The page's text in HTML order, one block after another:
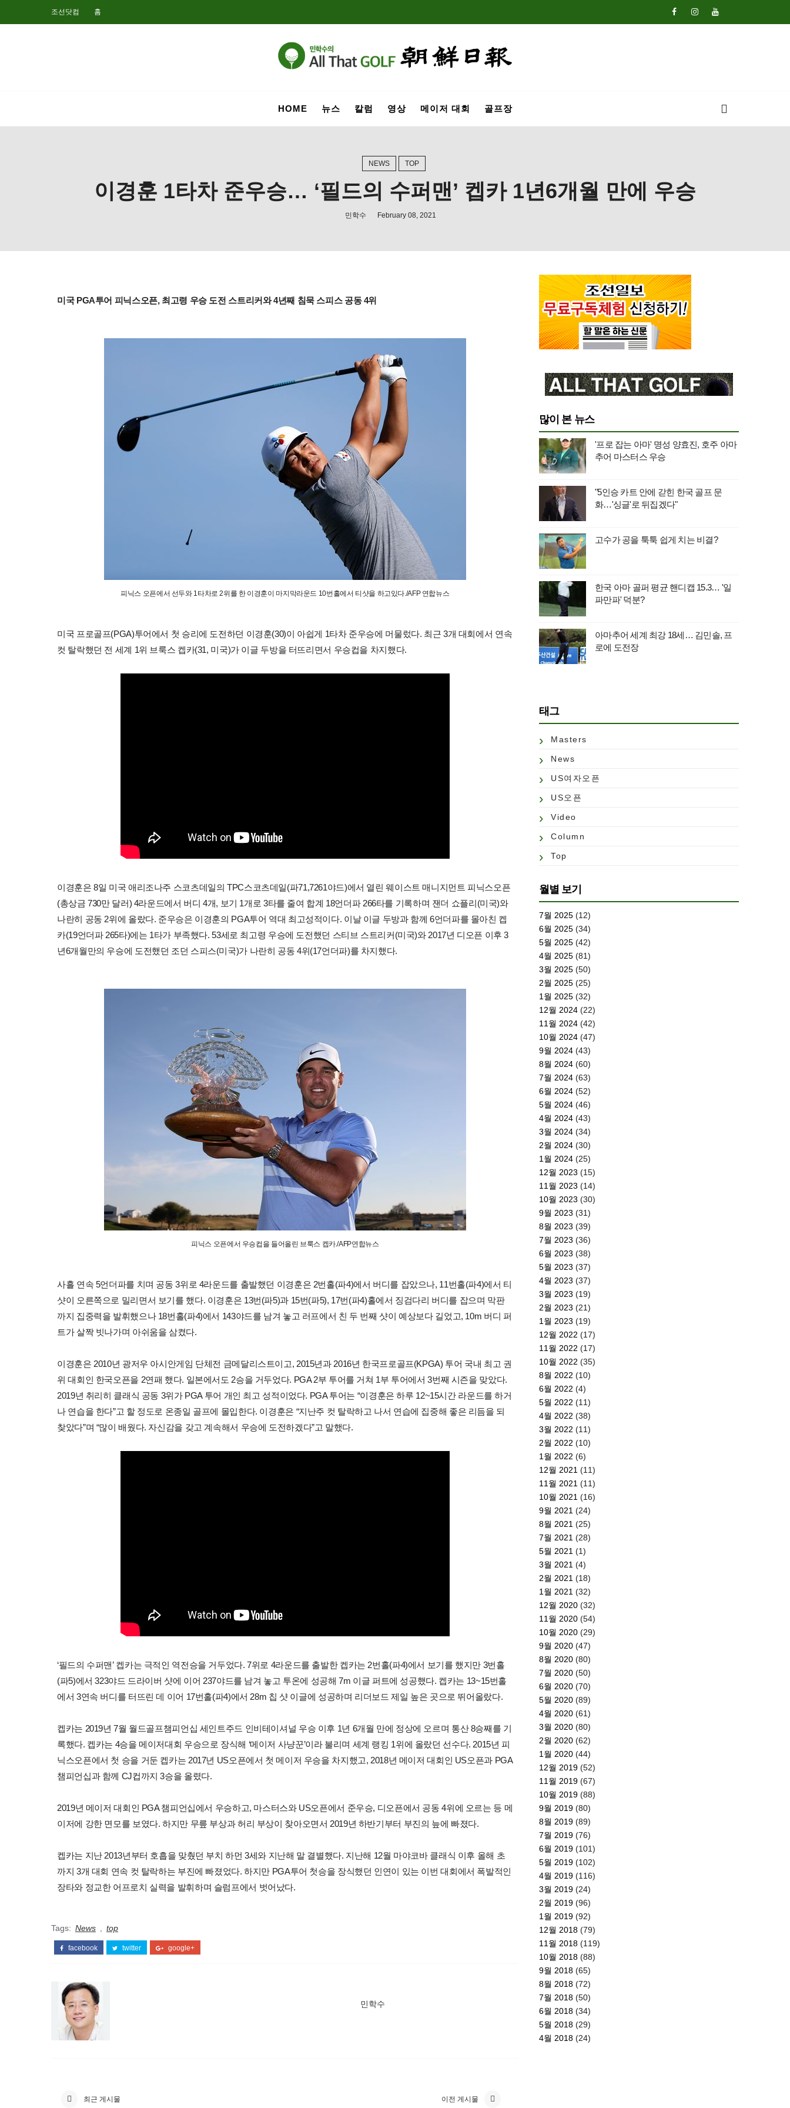
조선닷컴 홈
HOME 뉴스 칼럼 영상 메이저 대회 골프장
NEWS TOP
이경훈 1타차 준우승… ‘필드의 수퍼맨’ 켑카 1년6개월 만에 우승
민학수 February 08, 2021
미국 PGA투어 피닉스오픈, 최고령 우승 도전 스트리커와 4년째 침묵 스피스 공동 4위
피닉스 오픈에서 선두와 1타차로 2위를 한 이경훈이 마지막라운드 10번홀에서 티샷을 하고있다./AFP 연합뉴스
미국 프로골프(PGA)투어에서 첫 승리에 도전하던 이경훈(30)이 아쉽게 1타차 준우승에 머물렀다. 최근 3개 대회에서 연속
컷 탈락했던 전 세계 1위 브룩스 켑카(31, 미국)가 이글 두방을 터뜨리면서 우승컵을 차지했다.
이경훈은 8일 미국 애리조나주 스코츠데일의 TPC스코츠데일(파71,7261야드)에서 열린 웨이스트 매니지먼트 피닉스오픈
(총상금 730만 달러) 4라운드에서 버디 4개, 보기 1개로 3타를 줄여 합계 18언더파 266타를 기록하며 잰더 쇼플리(미국)와
나란히 공동 2위에 올랐다. 준우승은 이경훈의 PGA투어 역대 최고성적이다. 이날 이글 두방과 함께 6언더파를 몰아친 켑
카(19언더파 265타)에는 1타가 부족했다. 53세로 최고령 우승에 도전했던 스티브 스트리커(미국)와 2017년 디오픈 이후 3
년6개월만의 우승에 도전했던 조던 스피스(미국)가 나란히 공동 4위(17언더파)를 차지했다.
피닉스 오픈에서 우승컵을 들어올린 브룩스 켑카./AFP연합뉴스
사흘 연속 5언더파를 치며 공동 3위로 4라운드를 출발했던 이경훈은 2번홀(파4)에서 버디를 잡았으나, 11번홀(파4)에서 티
샷이 오른쪽으로 밀리면서 보기를 했다. 이경훈은 13번(파5)과 15번(파5), 17번(파4)홀에서 징검다리 버디를 잡으며 막판
까지 집중력을 발휘했으나 18번홀(파4)에서 143야드를 남겨 놓고 러프에서 친 두 번째 샷이 예상보다 길었고, 10m 버디 퍼
트가 살짝 빗나가며 아쉬움을 삼켰다.
이경훈은 2010년 광저우 아시안게임 단체전 금메달리스트이고, 2015년과 2016년 한국프로골프(KPGA) 투어 국내 최고 권
위 대회인 한국오픈을 2연패 했다. 일본에서도 2승을 거두었다. PGA 2부 투어를 거쳐 1부 투어에서 3번째 시즌을 맞았다.
2019년 취리히 클래식 공동 3위가 PGA 투어 개인 최고 성적이었다. PGA 투어는 “이경훈은 하루 12~15시간 라운드를 하거
나 연습을 한다”고 할 정도로 온종일 골프에 몰입한다. 이경훈은 “지난주 컷 탈락하고 나서 연습에 집중해 좋은 리듬을 되
찾았다”며 “많이 배웠다. 자신감을 갖고 계속해서 우승에 도전하겠다”고 말했다.
‘필드의 수퍼맨’ 켑카는 극적인 역전승을 거두었다. 7위로 4라운드를 출발한 켑카는 2번홀(파4)에서 보기를 했지만 3번홀
(파5)에서 323야드 드라이버 샷에 이어 237야드를 남겨 놓고 투온에 성공해 7m 이글 퍼트에 성공했다. 켑카는 13~15번홀
에서 3연속 버디를 터뜨린 데 이어 17번홀(파4)에서 28m 칩 샷 이글에 성공하며 리더보드 제일 높은 곳으로 뛰어올랐다.
켑카는 2019년 7월 월드골프챔피언십 세인트주드 인비테이셔널 우승 이후 1년 6개월 만에 정상에 오르며 통산 8승째를 기
록했다. 켑카는 4승을 메이저대회 우승으로 장식해 ‘메이저 사냥꾼’이라 불리며 세계 랭킹 1위에 올랐던 선수다. 2015년 피
닉스오픈에서 첫 승을 거둔 켑카는 2017년 US오픈에서 첫 메이저 우승을 차지했고, 2018년 메이저 대회인 US오픈과 PGA
챔피언십과 함께 CJ컵까지 3승을 올렸다.
2019년 메이저 대회인 PGA 챔피언십에서 우승하고, 마스터스와 US오픈에서 준우승, 디오픈에서 공동 4위에 오르는 등 메
이저에 강한 면모를 보였다. 하지만 무릎 부상과 허리 부상이 찾아오면서 2019년 하반기부터 부진의 늪에 빠졌다.
켑카는 지난 2013년부터 호흡을 맞췄던 부치 하먼 3세와 지난해 말 결별했다. 지난해 12월 마야코바 클래식 이후 올해 초
까지 3개 대회 연속 컷 탈락하는 부진에 빠졌었다. 하지만 PGA투어 첫승을 장식했던 인연이 있는 이번 대회에서 폭발적인
장타와 정교한 어프로치 실력을 발휘하며 슬럼프에서 벗어났다.
Tags: News top
facebook twitter google+
민학수
최근 게시물 이전 게시물
많이 본 뉴스
'프로 잡는 아마' 명성 양효진, 호주 아마
추어 마스터스 우승
"5인승 카트 안에 갇힌 한국 골프 문
화…'싱글'로 뒤집겠다"
고수가 공을 툭툭 쉽게 치는 비결?
한국 아마 골퍼 평균 핸디캡 15.3… '일
파만파' 덕분?
아마추어 세계 최강 18세… 김민솔, 프
로에 도전장
태그
Masters
News
US여자오픈
US오픈
Video
Column
Top
월별 보기
7월 2025 (12)
6월 2025 (34)
5월 2025 (42)
4월 2025 (81)
3월 2025 (50)
2월 2025 (25)
1월 2025 (32)
12월 2024 (22)
11월 2024 (42)
10월 2024 (47)
9월 2024 (43)
8월 2024 (60)
7월 2024 (63)
6월 2024 (52)
5월 2024 (46)
4월 2024 (43)
3월 2024 (34)
2월 2024 (30)
1월 2024 (25)
12월 2023 (15)
11월 2023 (14)
10월 2023 (30)
9월 2023 (31)
8월 2023 (39)
7월 2023 (36)
6월 2023 (38)
5월 2023 (37)
4월 2023 (37)
3월 2023 (19)
2월 2023 (21)
1월 2023 (19)
12월 2022 (17)
11월 2022 (17)
10월 2022 (35)
8월 2022 (10)
6월 2022 (4)
5월 2022 (11)
4월 2022 (38)
3월 2022 (11)
2월 2022 (10)
1월 2022 (6)
12월 2021 (11)
11월 2021 (11)
10월 2021 (16)
9월 2021 (24)
8월 2021 (25)
7월 2021 (28)
5월 2021 (1)
3월 2021 (4)
2월 2021 (18)
1월 2021 (32)
12월 2020 (32)
11월 2020 (54)
10월 2020 (29)
9월 2020 (47)
8월 2020 (80)
7월 2020 (50)
6월 2020 (70)
5월 2020 (89)
4월 2020 (61)
3월 2020 (80)
2월 2020 (62)
1월 2020 (44)
12월 2019 (52)
11월 2019 (67)
10월 2019 (88)
9월 2019 (80)
8월 2019 (89)
7월 2019 (76)
6월 2019 (101)
5월 2019 (102)
4월 2019 (116)
3월 2019 (24)
2월 2019 (96)
1월 2019 (92)
12월 2018 (79)
11월 2018 (119)
10월 2018 (88)
9월 2018 (65)
8월 2018 (72)
7월 2018 (50)
6월 2018 (34)
5월 2018 (29)
4월 2018 (24)